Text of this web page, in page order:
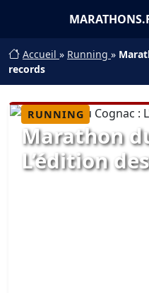
Accueil » Running »
records
RUNNING
Marathon
L’édition